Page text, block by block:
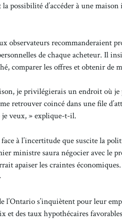
possibilité d’accéder à une
observateurs recommanderaient
de chaque acheteur. Il
comparer les offres et obtenir de
je privilégierais un endroit où
retrouver coincé dans une file
veux, » explique-t-il.
à l’incertitude que suscite la
ministre saura négocier avec le
apaiser les craintes
l’Ontario s’inquiètent pour leur
et des taux hypothécaires